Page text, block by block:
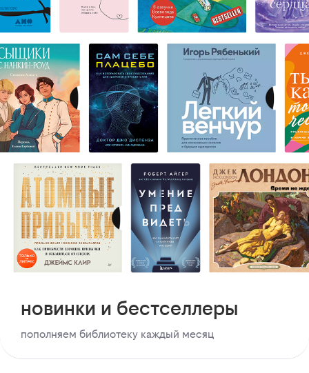
новинки и бестселлеры
пополняем библиотеку каждый месяц